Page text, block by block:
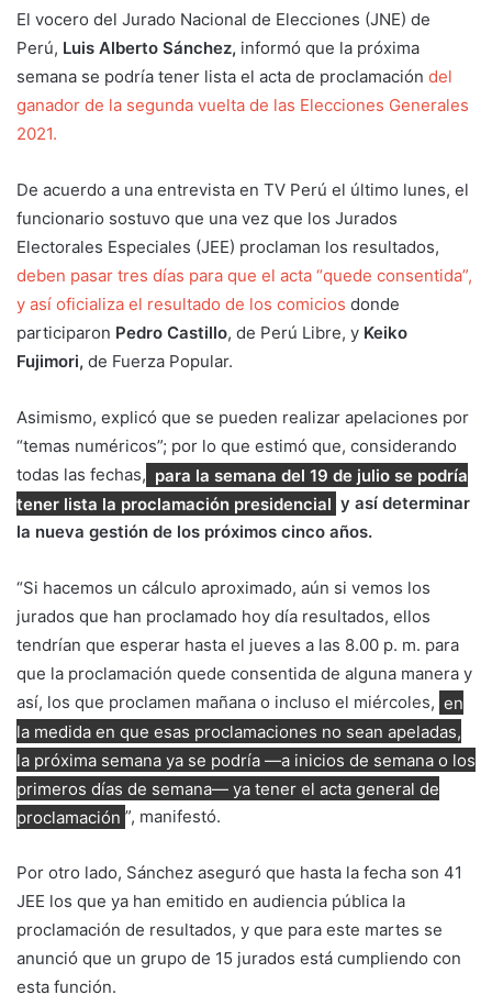
El vocero del Jurado Nacional de Elecciones (JNE) de
Perú, Luis Alberto Sánchez, informó que la próxima
semana se podría tener lista el acta de proclamación del
ganador de la segunda vuelta de las Elecciones Generales
2021.
De acuerdo a una entrevista en TV Perú el último lunes, el
funcionario sostuvo que una vez que los Jurados
Electorales Especiales (JEE) proclaman los resultados,
deben pasar tres días para que el acta “quede consentida”,
y así oficializa el resultado de los comicios donde
participaron Pedro Castillo, de Perú Libre, y Keiko
Fujimori, de Fuerza Popular.
Asimismo, explicó que se pueden realizar apelaciones por
“temas numéricos”; por lo que estimó que, considerando
todas las fechas, para la semana del 19 de julio se podría
tener lista la proclamación presidencial y así determinar
la nueva gestión de los próximos cinco años.
“Si hacemos un cálculo aproximado, aún si vemos los
jurados que han proclamado hoy día resultados, ellos
tendrían que esperar hasta el jueves a las 8.00 p. m. para
que la proclamación quede consentida de alguna manera y
así, los que proclamen mañana o incluso el miércoles, en
la medida en que esas proclamaciones no sean apeladas,
la próxima semana ya se podría —a inicios de semana o los
primeros días de semana— ya tener el acta general de
proclamación ”, manifestó.
Por otro lado, Sánchez aseguró que hasta la fecha son 41
JEE los que ya han emitido en audiencia pública la
proclamación de resultados, y que para este martes se
anunció que un grupo de 15 jurados está cumpliendo con
esta función.